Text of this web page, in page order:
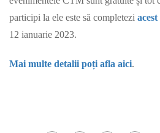
participi la ele este să completezi
12 ianuarie 2023.
Mai multe detalii poți afla aici.